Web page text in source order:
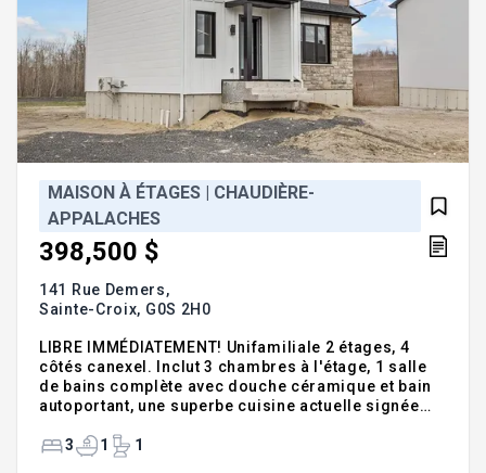
MAISON À ÉTAGES | CHAUDIÈRE-
APPALACHES
398,500 $
141 Rue Demers,
Sainte-Croix, G0S 2H0
LIBRE IMMÉDIATEMENT! Unifamiliale 2 étages, 4
côtés canexel. Inclut 3 chambres à l'étage, 1 salle
de bains complète avec douche céramique et bain
autoportant, une superbe cuisine actuelle signée
manger walk-in, etc. Thermopompe murale incluse.
3 1 1